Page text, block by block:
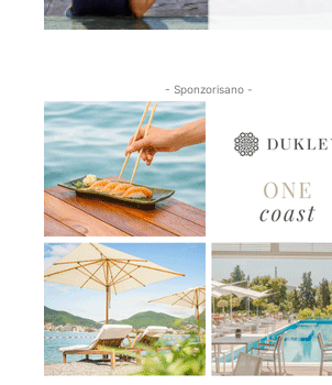
- Sponzorisano -